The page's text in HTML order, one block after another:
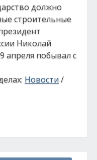
должно
строительные
Николай
апреля побывал с
Новости/